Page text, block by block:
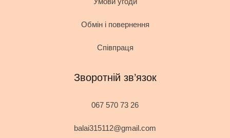
Обмін і повернення
Співпраця
Зворотній зв’язок
067 570 73 26
balai315112@gmail.com